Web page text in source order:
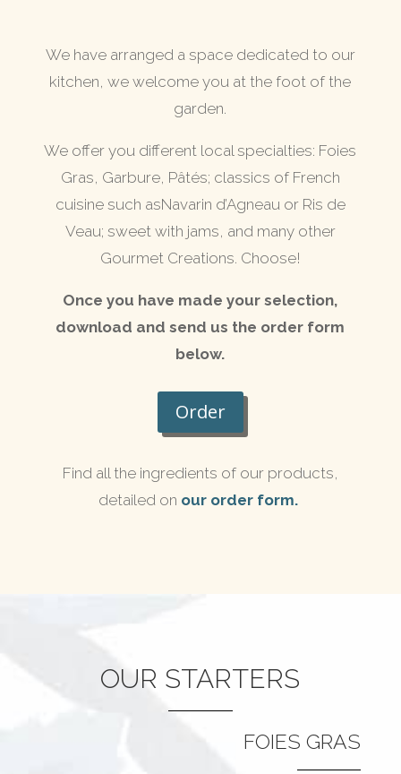
We have arranged a space dedicated to our
kitchen, we welcome you at the foot of the
garden.
We offer you different local specialties: Foies
Gras, Garbure, Pâtés; classics of French
cuisine such asNavarin d’Agneau or Ris de
Veau; sweet with jams, and many other
Gourmet Creations. Choose!
Once you have made your selection,
download and send us the order form
below.
Order
Find all the ingredients of our products,
detailed on our order form.
OUR STARTERS
FOIES GRAS